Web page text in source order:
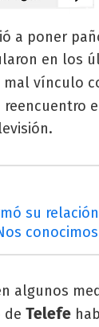
a poner
en los
vínculo
reencuentro
su
algunos
de Telefe